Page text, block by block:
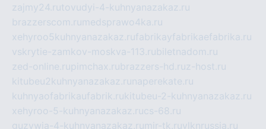
zajmy24.rutovudyi-4-kuhnyanazakaz.ru
brazzerscom.ru medsprawo4ka.ru
xehyroo5kuhnyanazakaz.rufabrikayfabrikaefabrika.ru
vskrytie-zamkov-moskva-113.rubiletnadom.ru
zed-online.rupimchax.rubrazzers-hd.ruz-host.ru
kitubeu2kuhnyanazakaz.ru naperekate.ru
kuhnyaofabrikaufabrik.rukitubeu-2-kuhnyanazakaz.ru
xehyroo-5-kuhnyanazakaz.rucs-68.ru
guzywia-4-kuhnyanazakaz.ru mir-tk.ruvlknrussia.ru